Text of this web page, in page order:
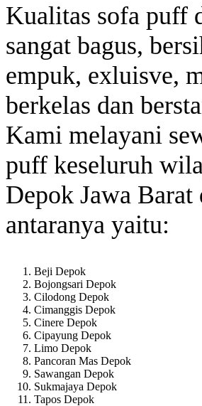
Kualitas sofa puff
sangat bagus,
empuk, exluisve,
berkelas dan
Kami melayani
puff keseluruh
Depok Jawa Barat
antaranya yaitu:
Beji Depok
Bojongsari Depok
Cilodong Depok
Cimanggis Depok
Cinere Depok
Cipayung Depok
Limo Depok
Pancoran Mas Depok
Sawangan Depok
Sukmajaya Depok
Tapos Depok